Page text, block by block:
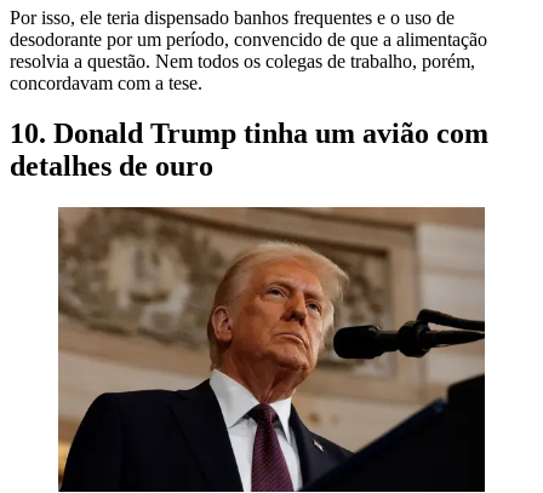
Por isso, ele teria dispensado banhos frequentes e o uso de
desodorante por um período, convencido de que a alimentação
resolvia a questão. Nem todos os colegas de trabalho, porém,
concordavam com a tese.
10. Donald Trump tinha um avião com
detalhes de ouro